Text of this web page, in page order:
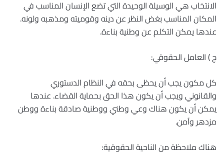
الانتخاب هي الوسيلة الوحيدة التي تضع الإنسان المناسب في
المكان المناسب بغض النظر عن دينه وقوميته ومذهبه ولونه.
عندها يمكن التكلم عن وطنية بناءة.
ج ) العامل الحقوقي:
كل مكون يجب أن يحظى بحقه في النظام الدستوري
والقانوني ويجب أن يكون هذا الحق بحماية القضاء. عندها
يمكن أن يكون هناك وعي وطني ووطنية صادقة بناءة ووطن
مزدهر وآمن.
هناك ملاحظة من الناحية الحقوقية: